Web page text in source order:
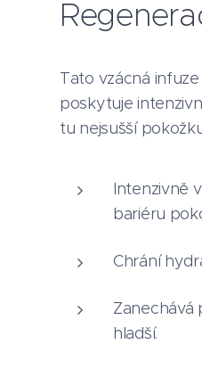
Tato vzácná
poskytuje
tu nejsušší
Intenzivně
bariéru
Chrání
Zanechává
hladší.